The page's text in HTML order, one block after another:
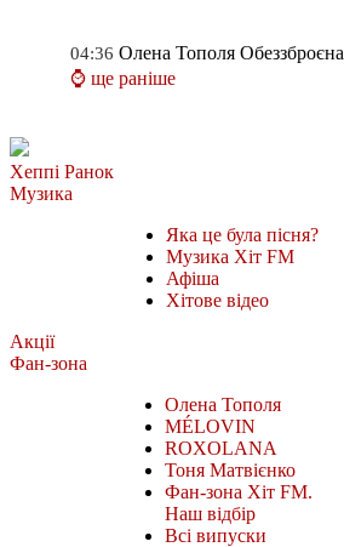
04:36 Олена Тополя Обеззброєна
⌚ ще раніше
Хеппі Ранок
Музика
Яка це була пісня?
Музика Хіт FM
Афіша
Хітове відео
Акції
Фан-зона
Олена Тополя
MÉLOVIN
ROXOLANA
Тоня Матвієнко
Фан-зона Хіт FM.
Наш відбір
Всі випуски